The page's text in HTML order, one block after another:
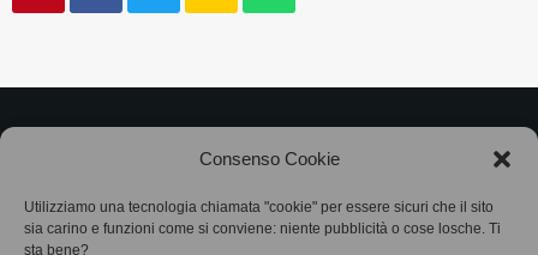
Consenso Cookie
Utilizziamo una tecnologia chiamata "cookie" per essere sicuri che il sito
sia carino e funzioni come si conviene: niente pubblicità o cose losche. Ti
sta bene?
Associazione Bandito • CF 97882400019 •
Privacy Policy•Cookie Policy (UE) • Protocollo